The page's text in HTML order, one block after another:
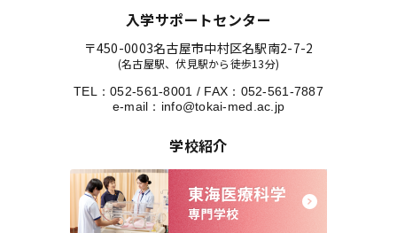
入学サポートセンター
〒450-0003名古屋市中村区名駅南2-7-2
(名古屋駅、伏見駅から徒歩13分)
TEL：052-561-8001 / FAX：052-561-7887
e-mail： info@tokai-med.ac.jp
学校紹介